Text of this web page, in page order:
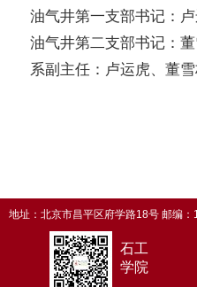
油气井第一支部书记：卢
油气井第二支部书记：董
系副主任： 卢运虎、 董雪
地址：北京市昌平区府学路18号 邮编
石工
学院